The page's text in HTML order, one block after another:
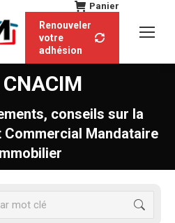
Panier
Renouveler
votre
adhésion
conseils sur la
Mandataire